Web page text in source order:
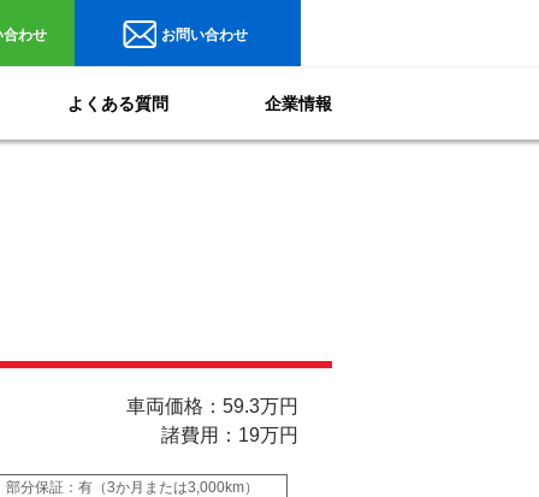
わせ お問い合わせ
よくある質問 企業情報
車両価格：59.3万円
諸費用：19万円
部分保証：有（3か月または3,000km）